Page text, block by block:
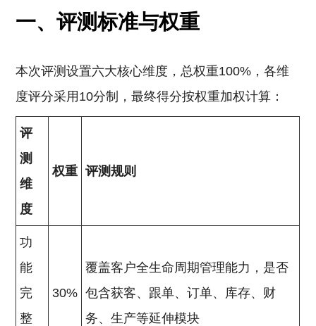
一、评测标准与权重
本次评测设置六大核心维度，总权重100%，各维
度评分采用10分制，最终得分按权重加权计算：
评
测
维
度
权重 评测规则
功
能
完
整
30%
覆盖客户全生命周期管理能力，是否
包含获客、跟单、订单、库存、财
务、生产等延伸模块